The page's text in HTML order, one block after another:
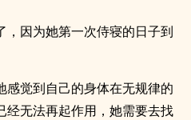
，因为她第一次侍寝的日子到
感觉到自己的身体在无规律的
经无法再起作用，她需要去找